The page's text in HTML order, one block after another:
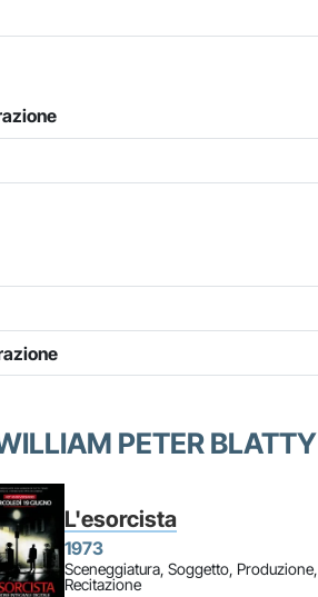
PETER BLATTY
L'esorcista
1973
Sceneggiatura, Soggetto, Produzione,
Recitazione